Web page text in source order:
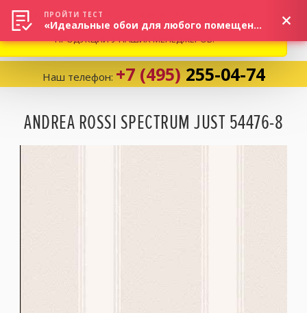
Корзина:0
Наш телефон: +7 (495) 255-04-74
ANDREA ROSSI SPECTRUM JUST 54476-8
ВНИМАНИЕ! В СВЯЗИ С СИТУАЦИЕЙ НА РЫНКЕ, ПРОСИМ
УТОЧНЯТЬ АКТУАЛЬНУЮ СТОИМОСТЬ И НАЛИЧИЕ
ПРОДУКЦИИ У НАШИХ МЕНЕДЖЕРОВ.
ПРОЙТИ ТЕСТ
«Идеальные обои для любого помещения!»